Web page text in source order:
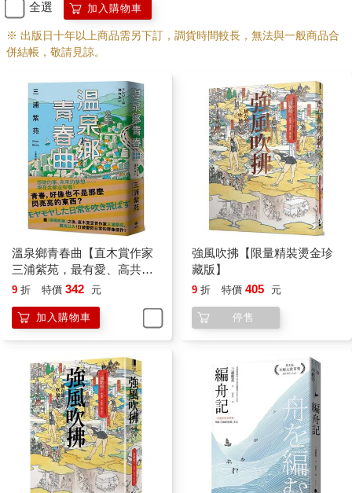
這人看起來才四十幾歲，竟然已是T大教授了嗎？藤丸雖然不太了
解，但他猜想那樣應該是很厲害吧。
藤丸拿著名片猶在這麼思考之際，這位叫做松田賢三郎的男人已
光臨」。
原來不是殺手啊，說的也是──目送松田離去，藤丸一邊招呼在門
口等候的客人進來，心裡既失望又鬆了一口氣。終於弄清楚松田
的身分了，但名片上寫的「生物科學」是什麼樣的學問，他還是
一頭霧水。如果是生物，或許是在研究動物？上野動物園就在這
附近，說不定是研究貓熊的生態……？啊，搞不好就是為了向貓
熊致敬，松田教授才會天天穿著黑西裝白襯衫？藤丸自顧自地點
頭。
總之，松田既然是T大的老師，這表示經常和松田一起來圓服亭的
那些年輕人應該是T大的學生。藤丸把松田的名片慎重其事放進收
銀台的抽屜。
翌日中午前，一個中年女人的聲音打電話到圓服亭。
「麻煩送外賣。」
這是外賣第一單。接電話的藤丸意氣昂揚，響亮地應答：
「請說出您要點的菜色與地址。」
「三份拿坡里義大利麵，兩份蛋包飯。我是T大松田研究室的秘
書，敝姓中岡。能否請您送到T大理學院B棟三六一號室？」
松田研究室！昨天才留下名片的松田，立刻就打來叫外賣了。不
過話說回來，原來大學也有秘書啊。藤丸還以為只有社長辦公室
才有秘書。他在帳單記下對方點的餐點，
「好的，我想三十分鐘內便可送到。對，對，謝謝惠顧。」藤丸
說完掛斷電話。把單子轉告廚房的圓谷後，他繼續招呼午餐客
人，一邊把送外賣時要用到的零錢放進事先準備好的小袋子。
全選 加入購物車
※ 出版日十年以上商品需另下訂，調貨時間較長，無法與一般商品合
併結帳，敬請見諒。
溫泉鄉青春曲【直木賞作家
三浦紫苑，最有愛、高共鳴
度的長篇新作】
9 折 特價 342 元
加入購物車
強風吹拂【限量精裝燙金珍
藏版】
9 折 特價 405 元
停售